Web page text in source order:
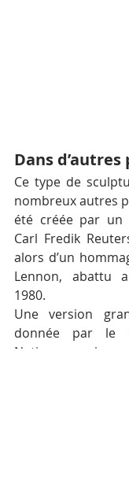
Dans d’autres
Ce type de
nombreux autres
été créée par un
Carl Fredik
alors d’un
Lennon, abattu
1980.
Une version
donnée par le
Nations unies